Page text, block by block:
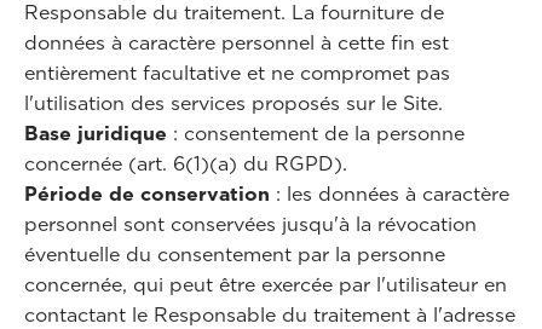
Responsable du traitement. La fourniture de
données à caractère personnel à cette fin est
entièrement facultative et ne compromet pas
l'utilisation des services proposés sur le Site.
Base juridique : consentement de la personne
concernée (art. 6(1)(a) du RGPD).
Période de conservation : les données à caractère
personnel sont conservées jusqu'à la révocation
éventuelle du consentement par la personne
concernée, qui peut être exercée par l'utilisateur en
contactant le Responsable du traitement à l'adresse